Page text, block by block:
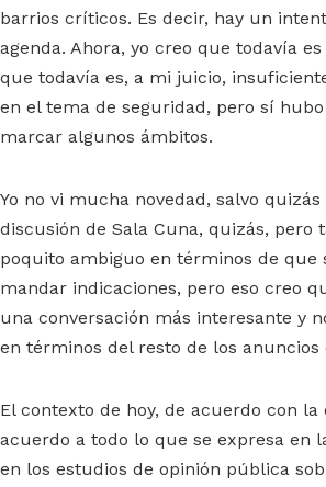
barrios críticos. Es decir, hay un
agenda. Ahora, yo creo que todavía
que todavía es, a mi juicio,
en el tema de seguridad, pero sí
marcar algunos ámbitos.
Yo no vi mucha novedad, salvo
discusión de Sala Cuna, quizás, pero
poquito ambiguo en términos de que
mandar indicaciones, pero eso creo
una conversación más interesante y
en términos del resto de los anuncios
El contexto de hoy, de acuerdo con
acuerdo a todo lo que se expresa en
en los estudios de opinión pública